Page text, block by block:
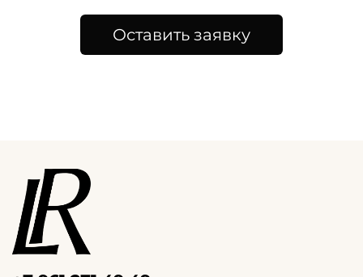
Оставить заявку